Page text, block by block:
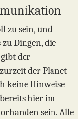
zu sein, und
Dingen, die
der
der Planet
keine Hinweise
hier im
sein. Alle